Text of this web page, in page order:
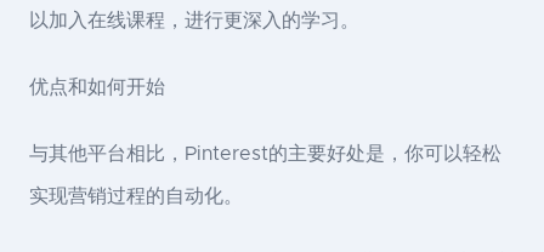
以加入在线课程，进行更深入的学习。
优点和如何开始
与其他平台相比，Pinterest的主要好处是，你可以轻松
实现营销过程的自动化。